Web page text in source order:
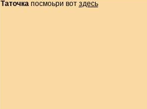
Таточкапосмоьри вот здесь